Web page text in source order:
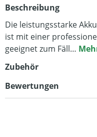
Beschreibung
Die leistungsstarke
ist mit einer
geeignet zum Fäll…
Zubehör
Bewertungen